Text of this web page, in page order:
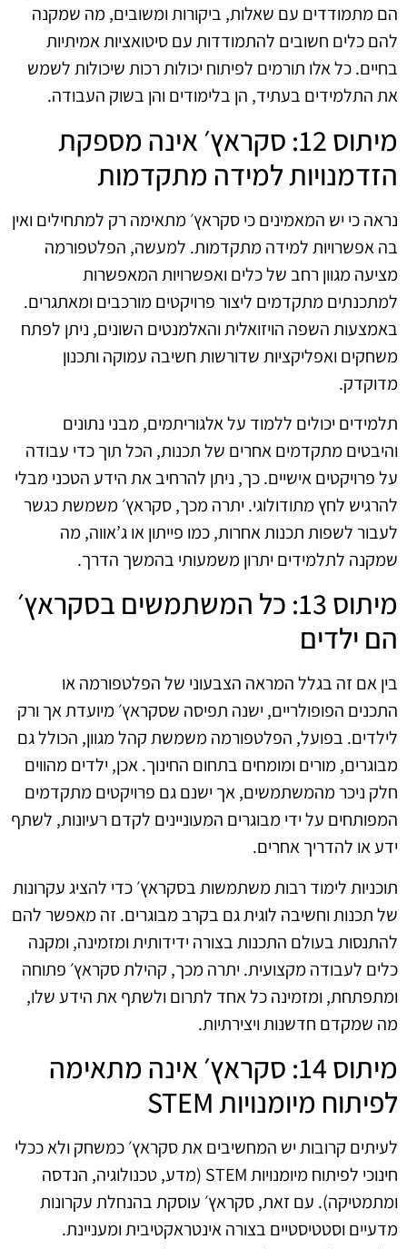
הם מתמודדים עם שאלות, ביקורות ומשובים, מה שמקנה
להם כלים חשובים להתמודדות עם סיטואציות אמיתיות
בחיים. כל אלו תורמים לפיתוח יכולות רכות שיכולות לשמש
את התלמידים בעתיד, הן בלימודים והן בשוק העבודה.
מיתוס 12: סקראץ׳ אינה מספקת
הזדמנויות למידה מתקדמות
נראה כי יש המאמינים כי סקראץ׳ מתאימה רק למתחילים ואין
בה אפשרויות למידה מתקדמות. למעשה, הפלטפורמה
מציעה מגוון רחב של כלים ואפשרויות המאפשרות
למתכנתים מתקדמים ליצור פרויקטים מורכבים ומאתגרים.
באמצעות השפה הויזואלית והאלמנטים השונים, ניתן לפתח
משחקים ואפליקציות שדורשות חשיבה עמוקה ותכנון
מדוקדק.
תלמידים יכולים ללמוד על אלגוריתמים, מבני נתונים
והיבטים מתקדמים אחרים של תכנות, הכל תוך כדי עבודה
על פרויקטים אישיים. כך, ניתן להרחיב את הידע הטכני מבלי
להרגיש לחץ מתודולוגי. יתרה מכך, סקראץ׳ משמשת כגשר
לעבור לשפות תכנות אחרות, כמו פייתון או ג’אווה, מה
שמקנה לתלמידים יתרון משמעותי בהמשך הדרך.
מיתוס 13: כל המשתמשים בסקראץ׳
הם ילדים
בין אם זה בגלל המראה הצבעוני של הפלטפורמה או
התכנים הפופולריים, ישנה תפיסה שסקראץ׳ מיועדת אך ורק
לילדים. בפועל, הפלטפורמה משמשת קהל מגוון, הכולל גם
מבוגרים, מורים ומומחים בתחום החינוך. אכן, ילדים מהווים
חלק ניכר מהמשתמשים, אך ישנם גם פרויקטים מתקדמים
המפותחים על ידי מבוגרים המעוניינים לקדם רעיונות, לשתף
ידע או להדריך אחרים.
תוכניות לימוד רבות משתמשות בסקראץ׳ כדי להציג עקרונות
של תכנות וחשיבה לוגית גם בקרב מבוגרים. זה מאפשר להם
להתנסות בעולם התכנות בצורה ידידותית ומזמינה, ומקנה
כלים לעבודה מקצועית. יתרה מכך, קהילת סקראץ׳ פתוחה
ומתפתחת, ומזמינה כל אחד לתרום ולשתף את הידע שלו,
מה שמקדם חדשנות ויצירתיות.
מיתוס 14: סקראץ׳ אינה מתאימה
לפיתוח מיומנויות STEM
לעיתים קרובות יש המחשיבים את סקראץ׳ כמשחק ולא ככלי
חינוכי לפיתוח מיומנויות STEM (מדע, טכנולוגיה, הנדסה
ומתמטיקה). עם זאת, סקראץ׳ עוסקת בהנחלת עקרונות
מדעיים וסטטיסטיים בצורה אינטראקטיבית ומעניינת.